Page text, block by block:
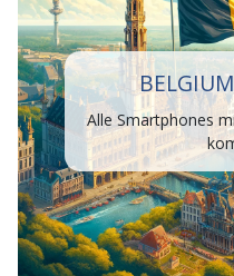
Alle Smartphones